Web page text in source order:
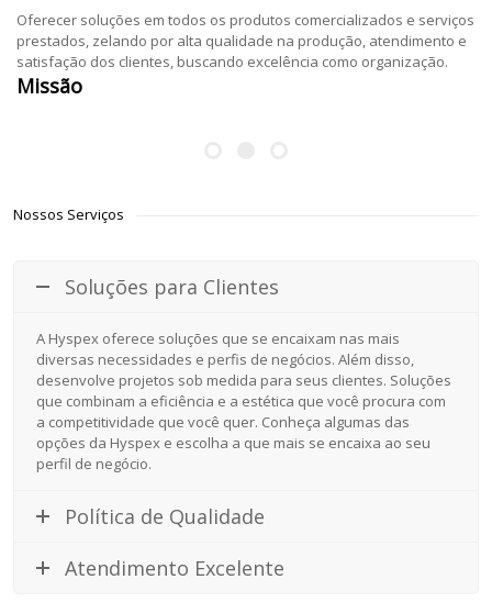
Oferecer soluções em todos os produtos comercializados e serviços
prestados, zelando por alta qualidade na produção, atendimento e
satisfação dos clientes, buscando excelência como organização.
Missão
Nossos Serviços
Soluções para Clientes
A Hyspex oferece soluções que se encaixam nas mais
diversas necessidades e perfis de negócios. Além disso,
desenvolve projetos sob medida para seus clientes. Soluções
que combinam a eficiência e a estética que você procura com
a competitividade que você quer. Conheça algumas das
opções da Hyspex e escolha a que mais se encaixa ao seu
perfil de negócio.
Política de Qualidade
Atendimento Excelente